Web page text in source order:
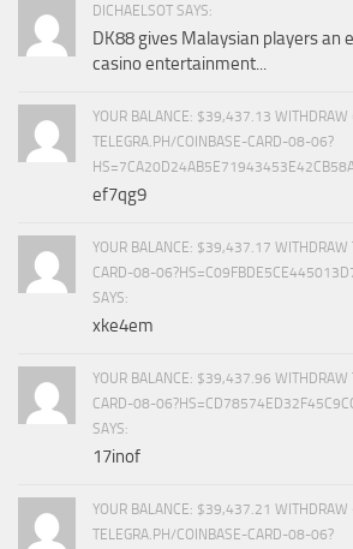
DICHAELSOT SAYS:
DK88 gives Malaysian players an
casino entertainment...
YOUR BALANCE: $39,437.13
TELEGRA.PH/COINBASE-CARD-08-06?
ef7qg9
YOUR BALANCE: $39,437.17 WITHDRAW
CARD-08-
SAYS:
xke4em
YOUR BALANCE: $39,437.96 WITHDRAW
CARD-08-
SAYS:
17inof
YOUR BALANCE: $39,437.21
TELEGRA.PH/COINBASE-CARD-08-06?